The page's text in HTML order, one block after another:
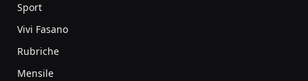
Sport
Vivi Fasano
Rubriche
Mensile